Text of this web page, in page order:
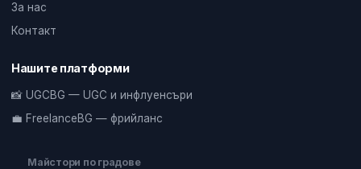
За нас
Контакт
Нашите платформи
📸 UGCBG — UGC и инфлуенсъри
💼 FreelanceBG — фрийланс
Майстори по градове